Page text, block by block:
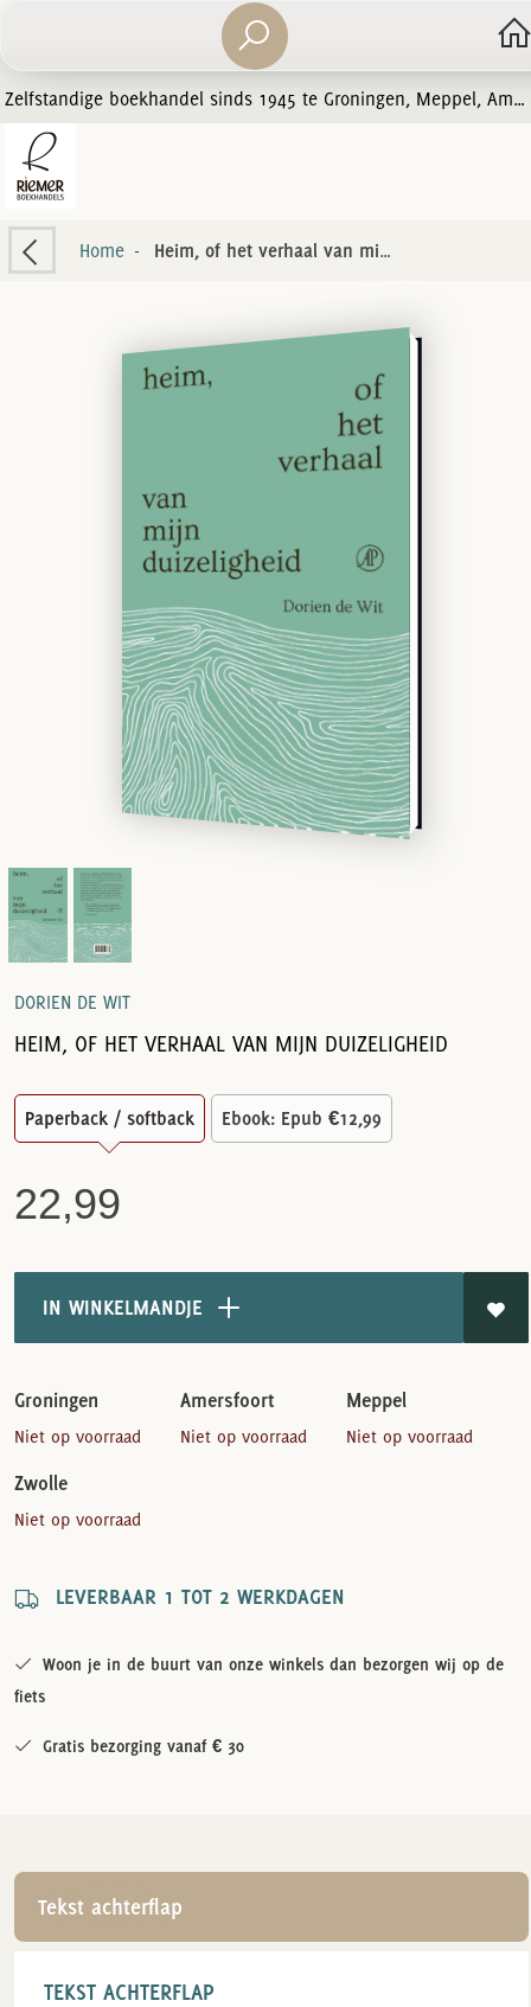
Zelfstandige boekhandel sinds 1945 te Groningen, Meppel, Amersfoort en Zwolle
Home- Heim, of het verhaal van mijn duizeligheid
DORIEN DE WIT
HEIM, OF HET VERHAAL VAN MIJN DUIZELIGHEID
Paperback / softback Ebook: Epub €12,99
22,99
IN WINKELMANDJE
Groningen
Niet op voorraad
Amersfoort
Niet op voorraad
Meppel
Niet op voorraad
Zwolle
Niet op voorraad
LEVERBAAR 1 TOT 2 WERKDAGEN
Woon je in de buurt van onze winkels dan bezorgen wij op de
fiets
Gratis bezorging vanaf € 30
Tekst achterflap
TEKST ACHTERFLAP